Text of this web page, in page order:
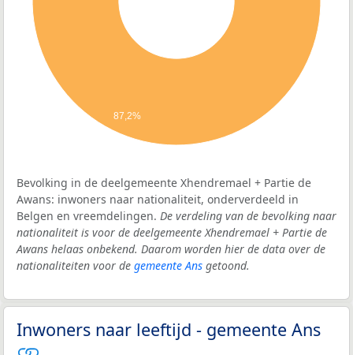
87,2%
Bevolking in de deelgemeente Xhendremael + Partie de
Awans: inwoners naar nationaliteit, onderverdeeld in
Belgen en vreemdelingen. De verdeling van de bevolking naar
nationaliteit is voor de deelgemeente Xhendremael + Partie de
Awans helaas onbekend. Daarom worden hier de data over de
nationaliteiten voor de gemeente Ans getoond.
Inwoners naar leeftijd - gemeente Ans